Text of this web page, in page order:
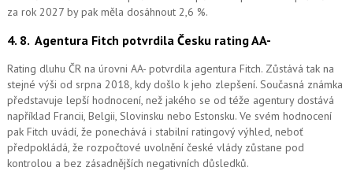
za rok 2027 by pak měla dosáhnout 2,6 %.
4. 8. Agentura Fitch potvrdila Česku rating AA-
Rating dluhu ČR na úrovni AA- potvrdila agentura Fitch. Zůstává tak na
stejné výši od srpna 2018, kdy došlo k jeho zlepšení. Současná známka
představuje lepší hodnocení, než jakého se od téže agentury dostává
například Francii, Belgii, Slovinsku nebo Estonsku. Ve svém hodnocení
pak Fitch uvádí, že ponechává i stabilní ratingový výhled, neboť
předpokládá, že rozpočtové uvolnění české vlády zůstane pod
kontrolou a bez zásadnějších negativních důsledků.